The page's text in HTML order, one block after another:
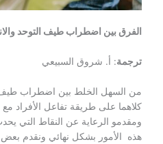
الفرق بين اضطراب طيف التوحد
ترجمة: أ. شروق السبيعي
من السهل الخلط بين اضطراب
كلاهما على طريقة تفاعل الأفراد مع
ومقدمو الرعاية عن النقاط التي
هذه الأمور بشكل نهائي ونقدم بعض